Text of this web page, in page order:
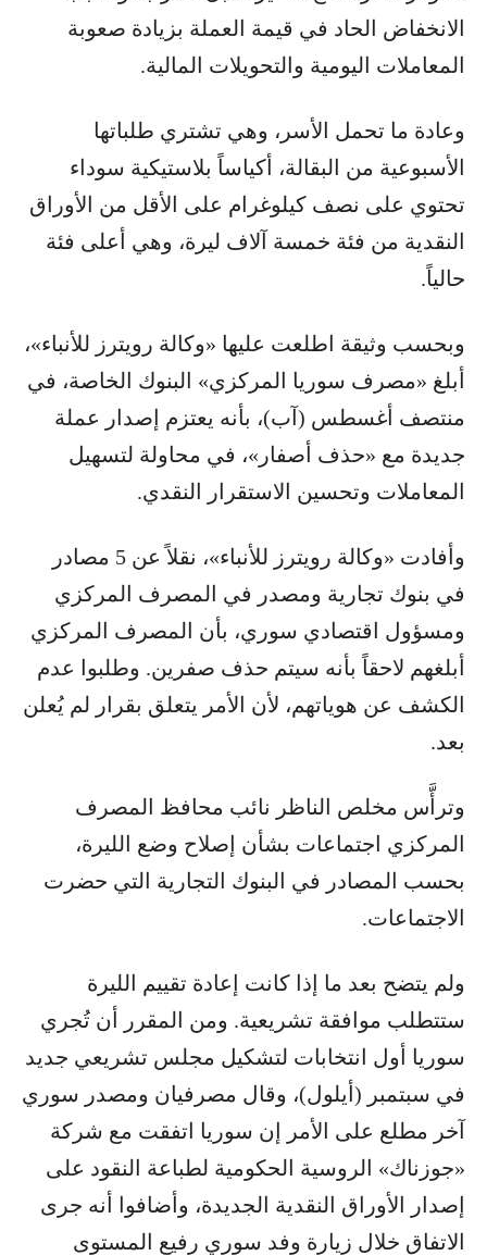
الانخفاض الحاد في قيمة العملة بزيادة صعوبة
المعاملات اليومية والتحويلات المالية.
وعادة ما تحمل الأسر، وهي تشتري طلباتها
الأسبوعية من البقالة، أكياساً بلاستيكية سوداء
تحتوي على نصف كيلوغرام على الأقل من الأوراق
النقدية من فئة خمسة آلاف ليرة، وهي أعلى فئة
حالياً.
وبحسب وثيقة اطلعت عليها «وكالة رويترز للأنباء»،
أبلغ «مصرف سوريا المركزي» البنوك الخاصة، في
منتصف أغسطس (آب)، بأنه يعتزم إصدار عملة
جديدة مع «حذف أصفار»، في محاولة لتسهيل
المعاملات وتحسين الاستقرار النقدي.
وأفادت «وكالة رويترز للأنباء»، نقلاً عن 5 مصادر
في بنوك تجارية ومصدر في المصرف المركزي
ومسؤول اقتصادي سوري، بأن المصرف المركزي
أبلغهم لاحقاً بأنه سيتم حذف صفرين. وطلبوا عدم
الكشف عن هوياتهم، لأن الأمر يتعلق بقرار لم يُعلن
بعد.
وترأَّس مخلص الناظر نائب محافظ المصرف
المركزي اجتماعات بشأن إصلاح وضع الليرة،
بحسب المصادر في البنوك التجارية التي حضرت
الاجتماعات.
ولم يتضح بعد ما إذا كانت إعادة تقييم الليرة
ستتطلب موافقة تشريعية. ومن المقرر أن تُجري
سوريا أول انتخابات لتشكيل مجلس تشريعي جديد
في سبتمبر (أيلول)، وقال مصرفيان ومصدر سوري
آخر مطلع على الأمر إن سوريا اتفقت مع شركة
«جوزناك» الروسية الحكومية لطباعة النقود على
إصدار الأوراق النقدية الجديدة، وأضافوا أنه جرى
الاتفاق خلال زيارة وفد سوري رفيع المستوى